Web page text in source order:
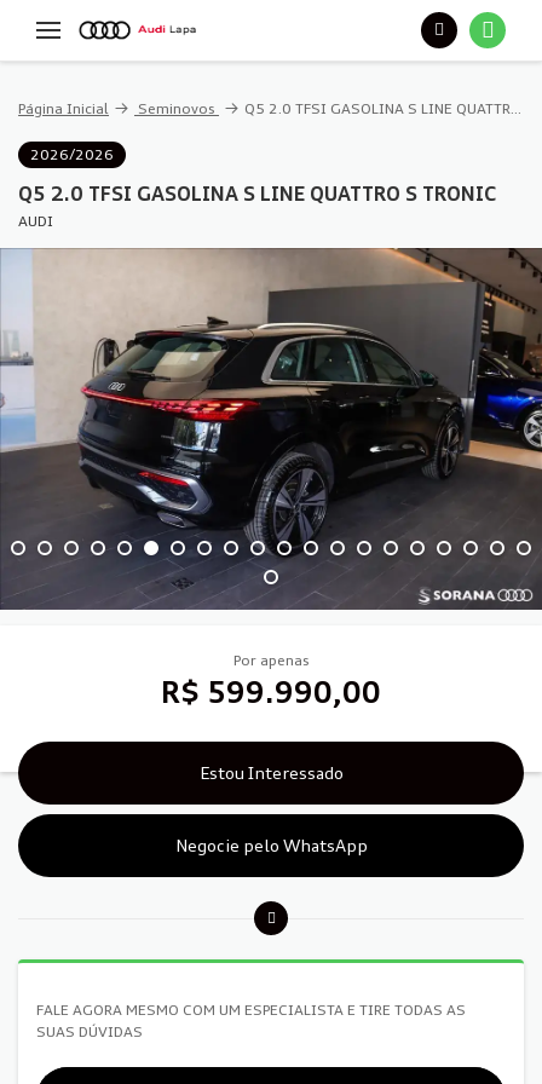
Página Inicial Seminovos Q5 2.0 TFSI GASOLINA S LINE QUATTRO S TRONIC
2026/2026
Q5 2.0 TFSI GASOLINA S LINE QUATTRO S TRONIC
AUDI
Por apenas
R$ 599.990,00
Estou Interessado
Negocie pelo WhatsApp
FALE AGORA MESMO COM UM ESPECIALISTA E TIRE TODAS AS
SUAS DÚVIDAS